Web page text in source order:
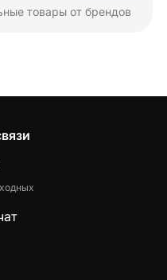
товары от брендов